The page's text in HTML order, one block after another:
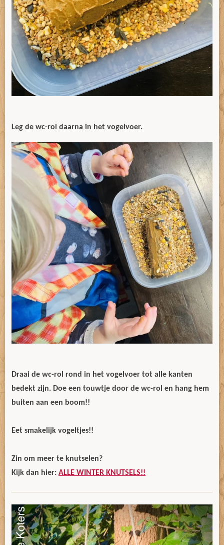
Leg de wc-rol daarna in het vogelvoer.
Draai de wc-rol rond in het vogelvoer tot alle kanten
bedekt zijn. Doe een touwtje door de wc-rol en hang hem
buiten aan een boom!!
Eet smakelijk vogeltjes!!
Zin om meer te knutselen?
Kijk dan hier: ALLE WINTER KNUTSELS!!